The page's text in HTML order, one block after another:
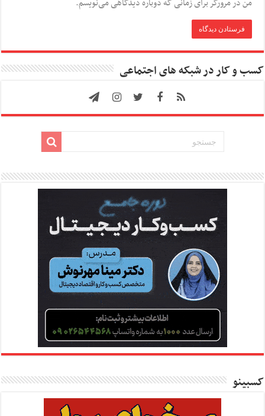
کسب و کار در شبکه های اجتماعی
کسبینو